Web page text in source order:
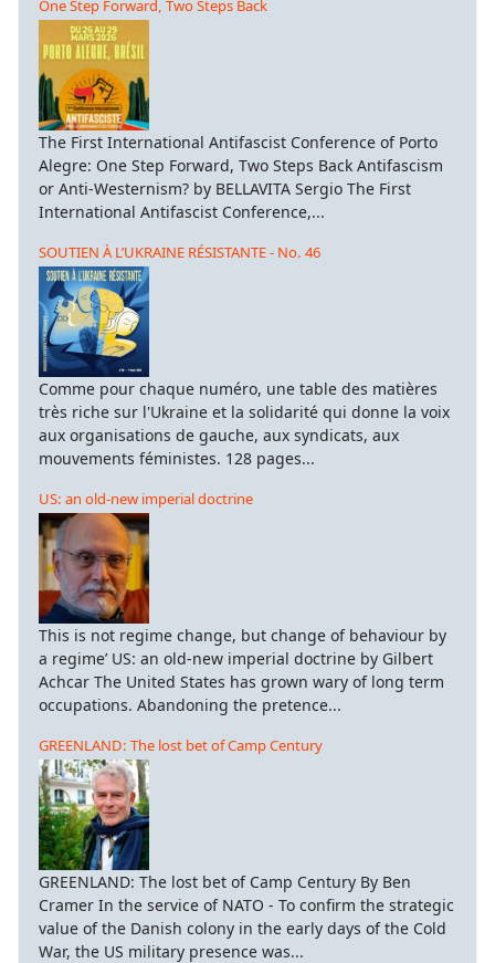
One Step Forward, Two Steps Back
The First International Antifascist Conference of Porto
Alegre: One Step Forward, Two Steps Back Antifascism
or Anti-Westernism? by BELLAVITA Sergio The First
International Antifascist Conference,...
SOUTIEN À L’UKRAINE RÉSISTANTE - No. 46
Comme pour chaque numéro, une table des matières
très riche sur l'Ukraine et la solidarité qui donne la voix
aux organisations de gauche, aux syndicats, aux
mouvements féministes. 128 pages...
US: an old-new imperial doctrine
This is not regime change, but change of behaviour by
a regime’ US: an old-new imperial doctrine by Gilbert
Achcar The United States has grown wary of long term
occupations. Abandoning the pretence...
GREENLAND: The lost bet of Camp Century
GREENLAND: The lost bet of Camp Century By Ben
Cramer In the service of NATO - To confirm the strategic
value of the Danish colony in the early days of the Cold
War, the US military presence was...